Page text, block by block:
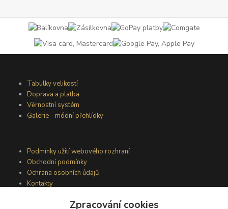
Tabulky velikostí
Doprava a platba
Věrnostní systém
Galerie - módní přehlídky
Podmínky užití webového rozhraní
Obchodní podmínky
Ochrana osobních údajů
Kontakty
Zpracování cookies